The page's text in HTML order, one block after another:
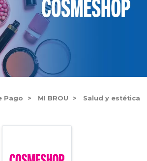
Pago MI BROU
Salud y estética